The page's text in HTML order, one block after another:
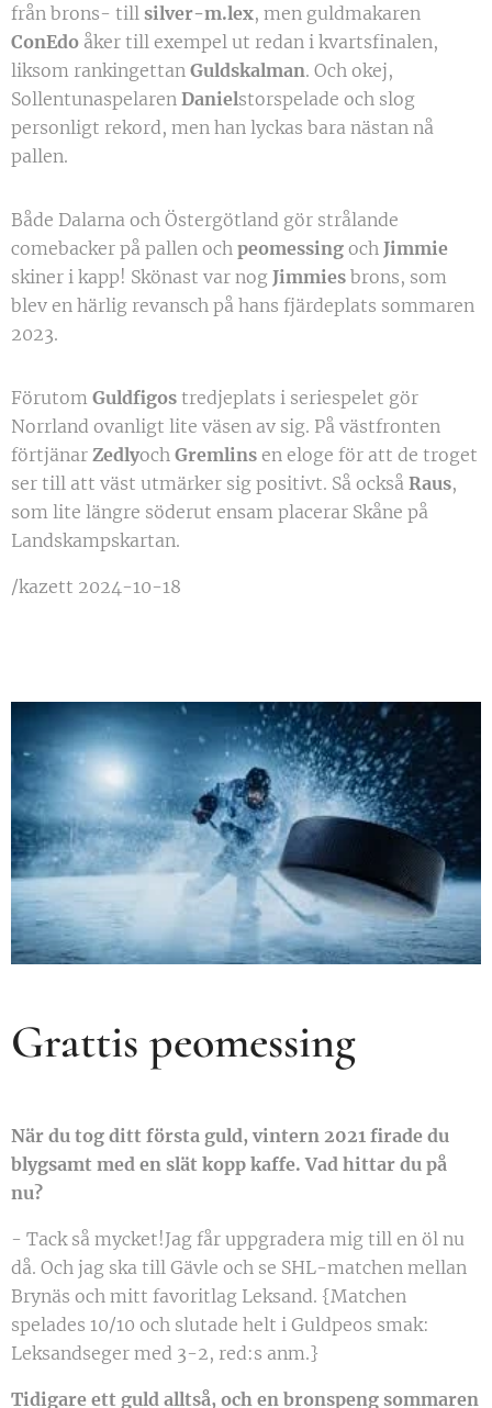
från brons- till silver-m.lex, men guldmakaren
ConEdo åker till exempel ut redan i kvartsfinalen,
liksom rankingettan Guldskalman. Och okej,
Sollentunaspelaren Danielstorspelade och slog
personligt rekord, men han lyckas bara nästan nå
pallen.
Både Dalarna och Östergötland gör strålande
comebacker på pallen och peomessing och Jimmie
skiner i kapp! Skönast var nog Jimmies brons, som
blev en härlig revansch på hans fjärdeplats sommaren
2023.
Förutom Guldfigos tredjeplats i seriespelet gör
Norrland ovanligt lite väsen av sig. På västfronten
förtjänar Zedlyoch Gremlins en eloge för att de troget
ser till att väst utmärker sig positivt. Så också Raus,
som lite längre söderut ensam placerar Skåne på
Landskampskartan.
/kazett 2024-10-18
Grattis peomessing
När du tog ditt första guld, vintern 2021 firade du
blygsamt med en slät kopp kaffe. Vad hittar du på
nu?
- Tack så mycket!Jag får uppgradera mig till en öl nu
då. Och jag ska till Gävle och se SHL-matchen mellan
Brynäs och mitt favoritlag Leksand. {Matchen
spelades 10/10 och slutade helt i Guldpeos smak:
Leksandseger med 3-2, red:s anm.}
Tidigare ett guld alltså, och en bronspeng sommaren